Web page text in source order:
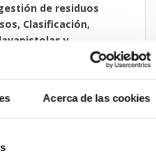
Acerca de las cookies
de residuos
Clasificación,
y
Papel, Pilas,
Sanitarios, Suelos